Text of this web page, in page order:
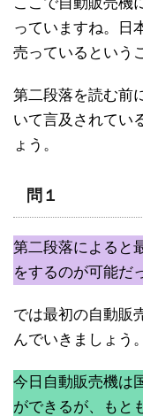
っていますね。日
売っているという
第二段落を読む前
いて言及されてい
ょう。
問１
第二段落によると
をするのが可能だ
では最初の自動販
んでいきましょう。
今日自動販売機は
ができるが、もと